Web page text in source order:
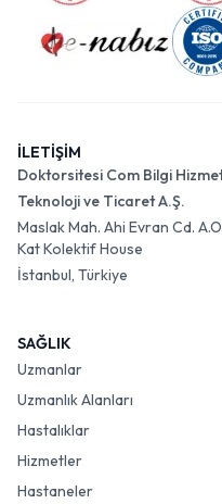
İLETİŞİM
Doktorsitesi Com Bilgi
Teknoloji ve Ticaret A.Ş.
Maslak Mah. Ahi Evran Cd.
Kat Kolektif House
İstanbul, Türkiye
SAĞLIK
Uzmanlar
Uzmanlık Alanları
Hastalıklar
Hizmetler
Hastaneler